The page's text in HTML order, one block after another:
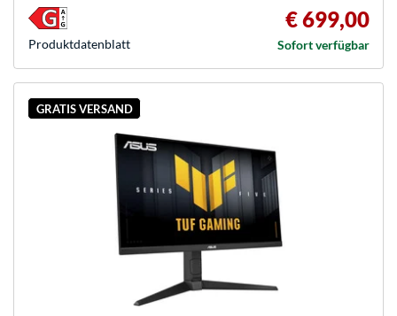
€ 699,00
Sofort verfügbar
Produkt­datenblatt
GRATIS VERSAND